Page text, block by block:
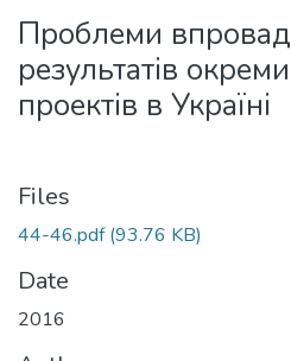
Statistics
Проблеми
результатів
проектів в Україні
Files
44-46.pdf(93.76 KB)
Date
2016